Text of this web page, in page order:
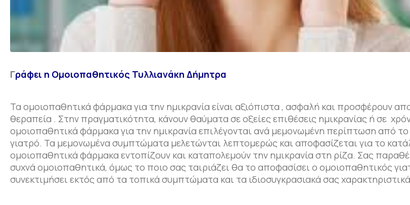
Γράφει η Ομοιοπαθητικός Τυλλιανάκη Δήμητρα
Τα ομοιοπαθητικά φάρμακα για την ημικρανία είναι αξιόπιστα , ασφαλή και προσφέρουν
θεραπεία . Στην πραγματικότητα, κάνουν θαύματα σε οξείες επιθέσεις ημικρανίας ή σε
ομοιοπαθητικά φάρμακα για την ημικρανία επιλέγονται ανά μεμονωμένη περίπτωση από
γιατρό. Τα μεμονωμένα συμπτώματα μελετώνται λεπτομερώς και αποφασίζεται για το
ομοιοπαθητικά φάρμακα εντοπίζουν και καταπολεμούν την ημικρανία στη ρίζα. Σας
συχνά ομοιοπαθητικά, όμως το ποιο σας ταιριάζει θα το αποφασίσει ο ομοιοπαθητικός
συνεκτιμήσει εκτός από τα τοπικά συμπτώματα και τα ιδιοσυγκρασιακά σας χαρακτηριστικά